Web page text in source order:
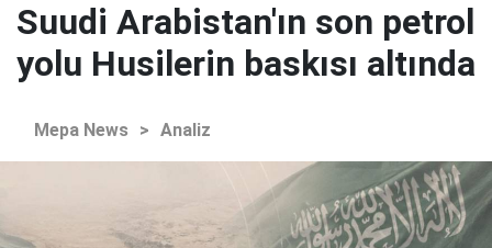
Suudi Arabistan'ın son petrol
yolu Husilerin baskısı altında
Mepa News > Analiz